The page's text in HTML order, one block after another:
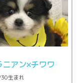
ニアン×チワワ
生まれ